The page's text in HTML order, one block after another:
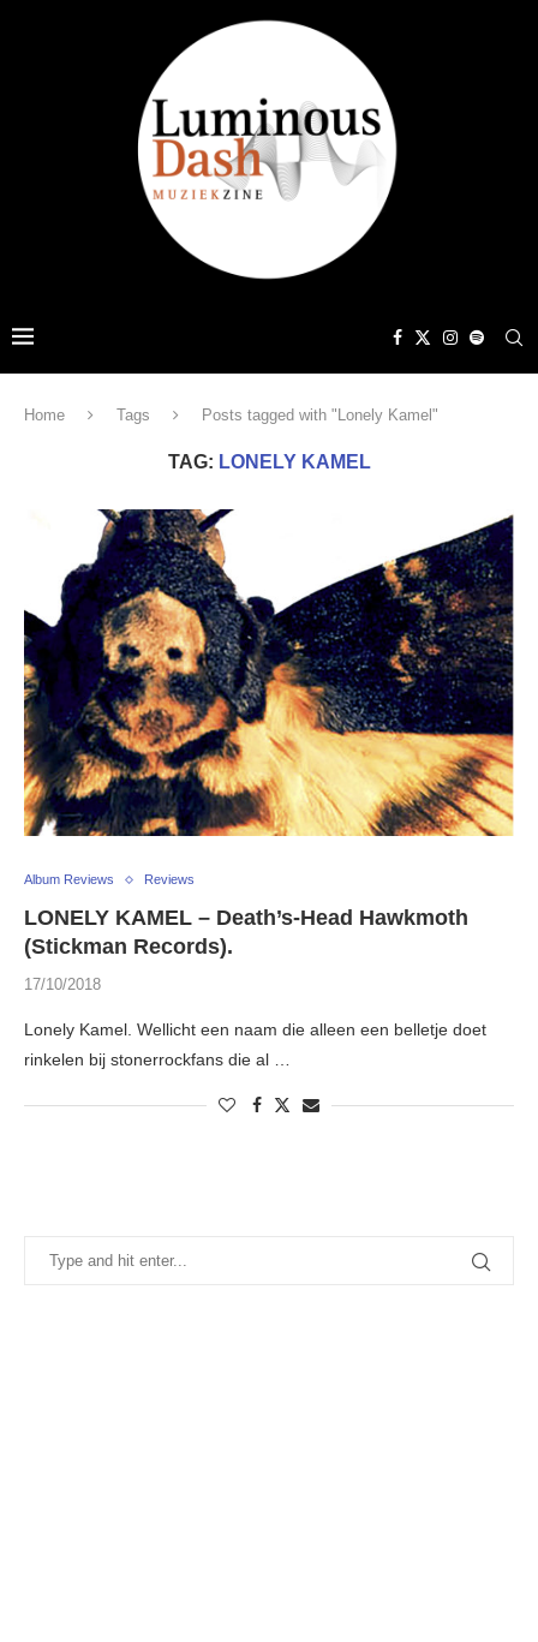
Home Tags Posts tagged with "Lonely Kamel"
TAG: LONELY KAMEL
Album Reviews Reviews
LONELY KAMEL – Death’s-Head Hawkmoth
(Stickman Records).
17/10/2018
Lonely Kamel. Wellicht een naam die alleen een belletje doet
rinkelen bij stonerrockfans die al …